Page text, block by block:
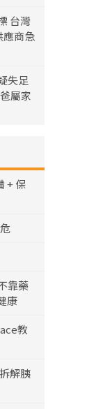
台灣
應商急
失足
屬家
+ 保
靠藥
康
教
解胰